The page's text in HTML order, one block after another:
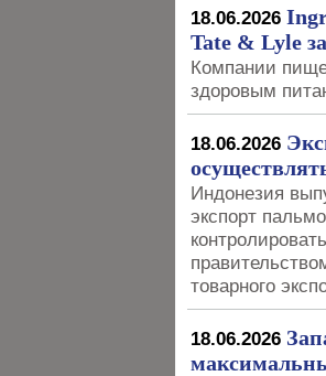
18.06.2026
Tate & Lyle
Компании
здоровым
18.06.2026
Индонезия
экспорт
товарного
18.06.2026